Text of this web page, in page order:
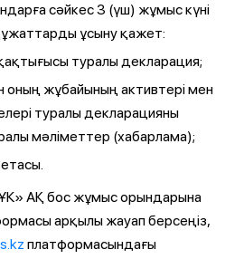
сәйкес 3 (үш) жұмыс күні
ұсыну қажет:
туралы декларация;
оның жұбайының активтері мен
туралы декларацияны
мәліметтер (хабарлама);
АҚ бос жұмыс орындарына
арқылы жауап берсеңіз,
платформасындағы